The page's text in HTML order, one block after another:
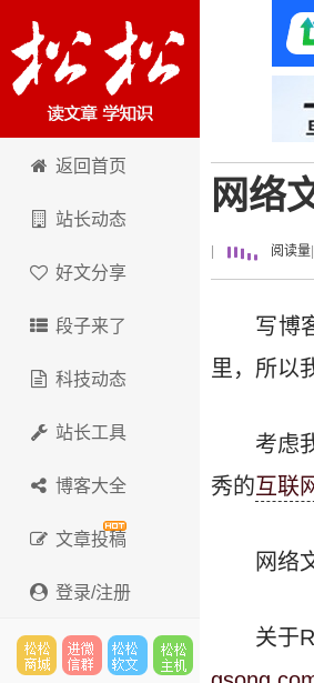
卢松松博客
返回首页
站长动态
好文分享
段子来了
科技动态
站长工具
博客大全
文章投稿
登录/注册
网络
阅读量
写博
里，所以
考虑
秀的 互联
网络
关于